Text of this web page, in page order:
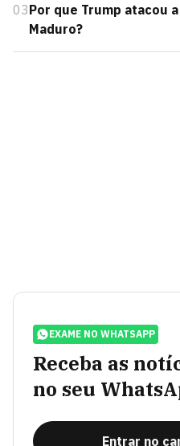
03Por que Trump atacou
Maduro?
EXAME NO WHATSAPP
Receba as
no seu
Entrar no